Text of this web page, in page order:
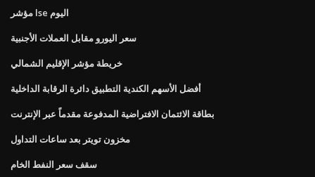
مؤشر lse اليوم
سعر اليورو مقابل العملات الأجنبية
خريطة مؤشر الإقليم الشمالي
أفضل الأسهم الكندية التطبيق دائرة الرقابة الداخلية
بطاقة الائتمان الافتراضية المدفوعة مقدماً عبر الإنترنت
مخزون تويتر بعد ساعات التداول
سقف سعر النفط الخام